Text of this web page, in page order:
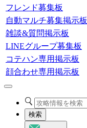
フレンド募集板
自動マルチ募集掲示板
雑談&質問掲示板
LINEグループ募集板
コテハン専用掲示板
顔合わせ専用掲示板
検索